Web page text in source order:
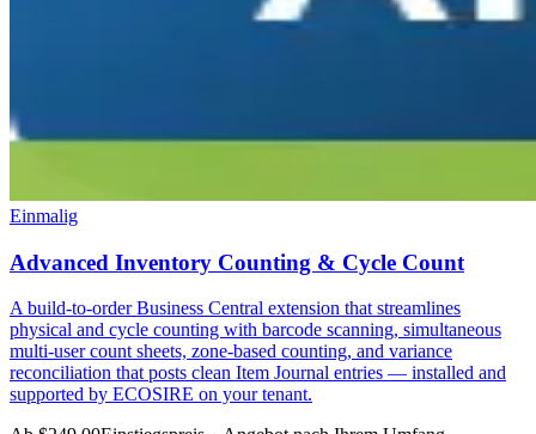
Einmalig
Advanced Inventory Counting & Cycle Count
A build-to-order Business Central extension that streamlines
physical and cycle counting with barcode scanning, simultaneous
multi-user count sheets, zone-based counting, and variance
reconciliation that posts clean Item Journal entries — installed and
supported by ECOSIRE on your tenant.